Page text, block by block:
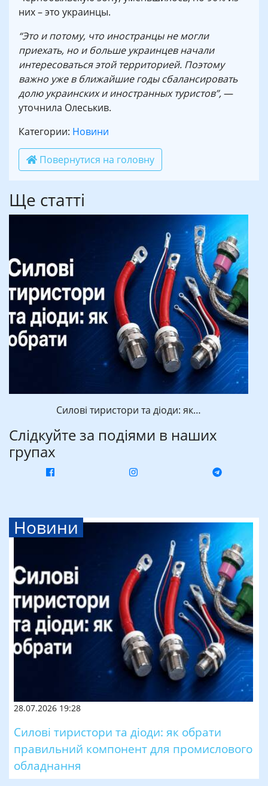
них – это украинцы.
“Это и потому, что иностранцы не могли
приехать, но и больше украинцев начали
интересоваться этой территорией. Поэтому
важно уже в ближайшие годы сбалансировать
долю украинских и иностранных туристов”,—
уточнила Олеськив.
Категории: Новини
Повернутися на головну
Ще статті
Силові тиристори та діоди: як…
Слідкуйте за подіями в наших
групах
Новини
28.07.2026 19:28
Силові тиристори та діоди: як обрати
правильний компонент для промислового
обладнання